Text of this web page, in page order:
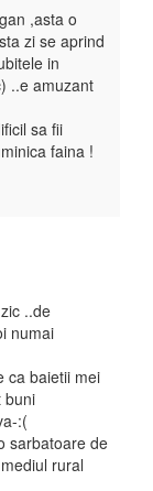
,asta o
zi se aprind
in
..e amuzant
sa fii
faina !
..de
numai
ca baietii mei
buni
:(
sarbatoare de
rural